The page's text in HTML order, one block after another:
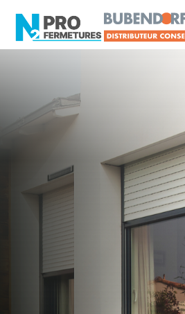
Distributeur
roulants
Chalonnes-
Artisan, Menuisier, TPE ou
Chalonnes-sur-Loire ?
N2PRO Fermetures est
en volets roulants Somfy